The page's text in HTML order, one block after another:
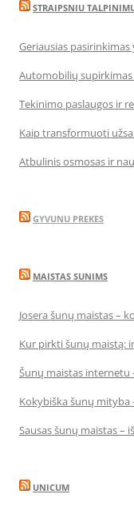
STRAIPSNIU
Geriausias
Automobilių
Tekinimo paslaugos ir
Kaip transformuoti
Atbulinis osmosas ir
GYVUNU PREKES
MAISTAS SUNIMS
Josera šunų maistas –
Kur pirkti šunų maistą:
Šunų maistas internetu
Kokybiška šunų mityba
Sausas šunų maistas –
UNICUM